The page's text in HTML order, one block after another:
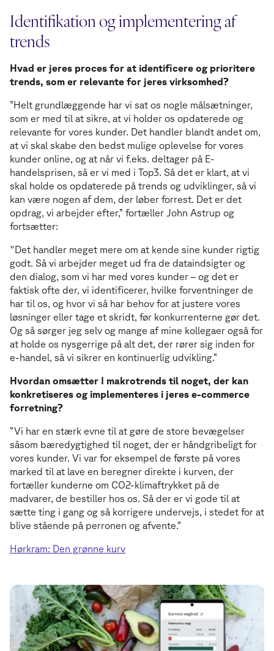
Identifikation og implementering af
trends
Hvad er jeres proces for at identificere og prioritere
trends, som er relevante for jeres virksomhed?
”Helt grundlæggende har vi sat os nogle målsætninger,
som er med til at sikre, at vi holder os opdaterede og
relevante for vores kunder. Det handler blandt andet om,
at vi skal skabe den bedst mulige oplevelse for vores
kunder online, og at når vi f.eks. deltager på E-
handelsprisen, så er vi med i Top3. Så det er klart, at vi
skal holde os opdaterede på trends og udviklinger, så vi
kan være nogen af dem, der løber forrest. Det er det
opdrag, vi arbejder efter,” fortæller John Astrup og
fortsætter:
"Det handler meget mere om at kende sine kunder rigtig
godt. Så vi arbejder meget ud fra de dataindsigter og
den dialog, som vi har med vores kunder – og det er
faktisk ofte der, vi identificerer, hvilke forventninger de
har til os, og hvor vi så har behov for at justere vores
løsninger eller tage et skridt, før konkurrenterne gør det.
Og så sørger jeg selv og mange af mine kollegaer også for
at holde os nysgerrige på alt det, der rører sig inden for
e-handel, så vi sikrer en kontinuerlig udvikling.”
Hvordan omsætter I makrotrends til noget, der kan
konkretiseres og implementeres i jeres e-commerce
forretning?
”Vi har en stærk evne til at gøre de store bevægelser
såsom bæredygtighed til noget, der er håndgribeligt for
vores kunder. Vi var for eksempel de første på vores
marked til at lave en beregner direkte i kurven, der
fortæller kunderne om CO2-klimaftrykket på de
madvarer, de bestiller hos os. Så der er vi gode til at
sætte ting i gang og så korrigere undervejs, i stedet for at
blive stående på perronen og afvente.”
Hørkram: Den grønne kurv